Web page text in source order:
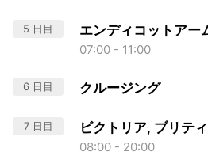
5 日目 エンディコットアー
07:00 - 11:00
6 日目 クルージング
7 日目 ビクトリア, ブリテ
08:00 - 20:00